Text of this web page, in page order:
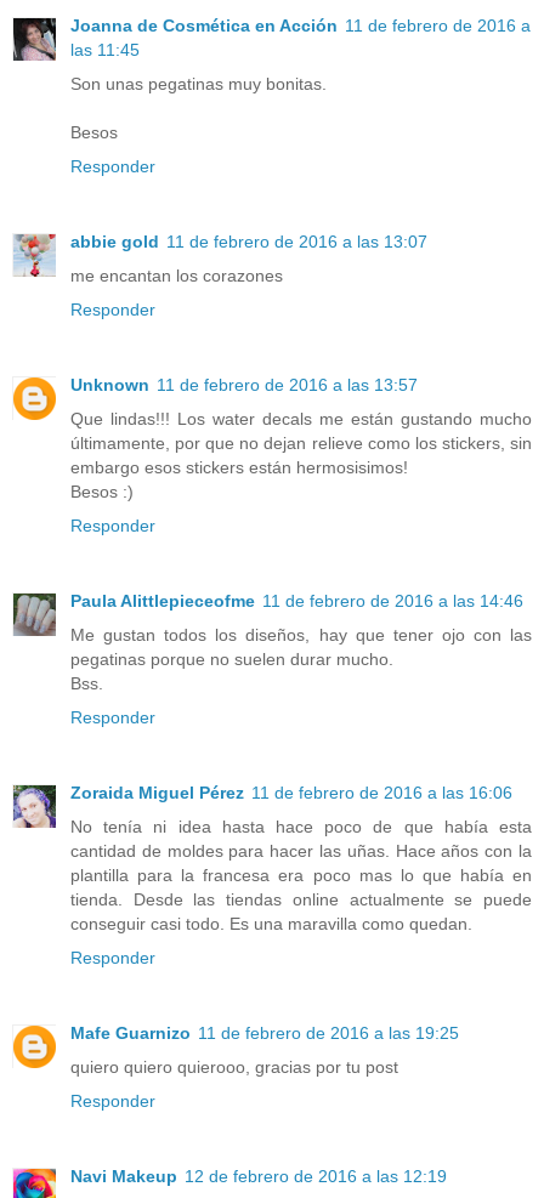
Joanna de Cosmética en Acción 11 de febrero de 2016 a
las 11:45
Son unas pegatinas muy bonitas.
Besos
Responder
abbie gold 11 de febrero de 2016 a las 13:07
me encantan los corazones
Responder
Unknown 11 de febrero de 2016 a las 13:57
Que lindas!!! Los water decals me están gustando mucho
últimamente, por que no dejan relieve como los stickers, sin
embargo esos stickers están hermosisimos!
Besos :)
Responder
Paula Alittlepieceofme 11 de febrero de 2016 a las 14:46
Me gustan todos los diseños, hay que tener ojo con las
pegatinas porque no suelen durar mucho.
Bss.
Responder
Zoraida Miguel Pérez 11 de febrero de 2016 a las 16:06
No tenía ni idea hasta hace poco de que había esta
cantidad de moldes para hacer las uñas. Hace años con la
plantilla para la francesa era poco mas lo que había en
tienda. Desde las tiendas online actualmente se puede
conseguir casi todo. Es una maravilla como quedan.
Responder
Mafe Guarnizo 11 de febrero de 2016 a las 19:25
quiero quiero quierooo, gracias por tu post
Responder
Navi Makeup 12 de febrero de 2016 a las 12:19